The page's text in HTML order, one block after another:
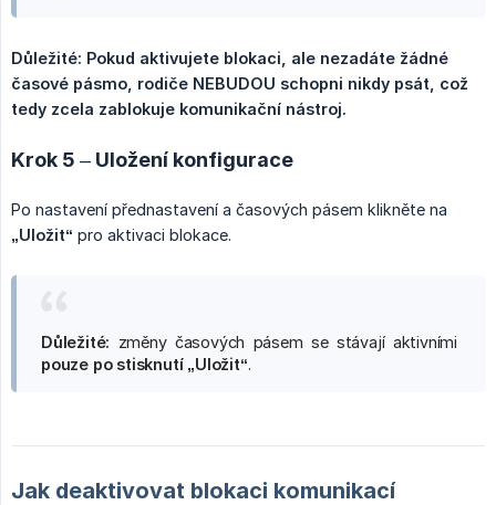
Důležité: Pokud aktivujete blokaci, ale nezadáte žádné
časové pásmo, rodiče NEBUDOU schopni nikdy psát, což
tedy zcela zablokuje komunikační nástroj.
Krok 5 – Uložení konfigurace
Po nastavení přednastavení a časových pásem klikněte na
„Uložit“ pro aktivaci blokace.
Důležité: změny časových pásem se stávají aktivními
pouze po stisknutí „Uložit“.
Jak deaktivovat blokaci komunikací